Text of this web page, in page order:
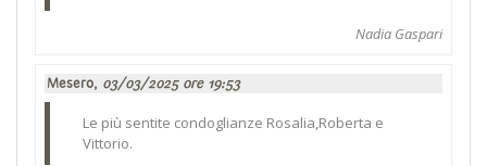
Nadia Gaspari
Mesero, 03/03/2025 ore 19:53
Le più sentite condoglianze Rosalia,Roberta e
Vittorio.